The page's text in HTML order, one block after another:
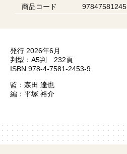
商品コード
発行 2026年6月
判型：A5判 232頁
ISBN 978-4-7581-2453-9
監：森田 達也
編：平塚 裕介